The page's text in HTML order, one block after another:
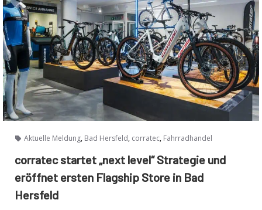
Aktuelle Meldung, Bad Hersfeld, corratec, Fahrradhandel
corratec startet „next level“ Strategie und
eröffnet ersten Flagship Store in Bad
Hersfeld